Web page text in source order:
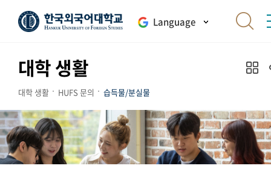
Language
대학 생활
대학 생활 HUFS 문의 습득물/분실물